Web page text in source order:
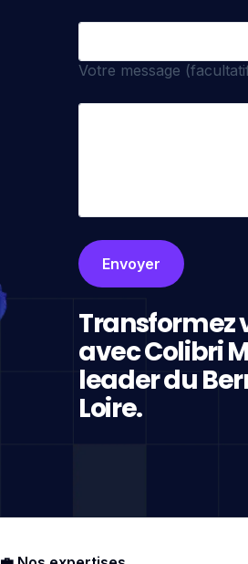
Votre message
Transformez
avec Colibri
leader du
Loire.